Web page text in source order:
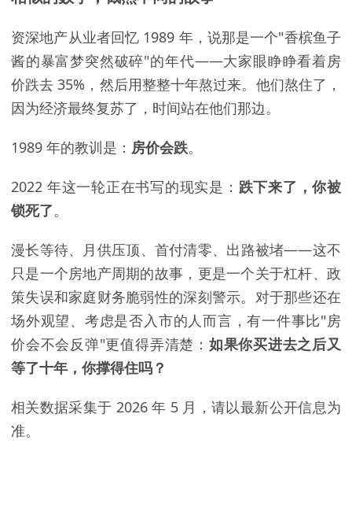
资深地产从业者回忆 1989 年，说那是一个"香槟鱼子
酱的暴富梦突然破碎"的年代——大家眼睁睁看着房
价跌去 35%，然后用整整十年熬过来。他们熬住了，
因为经济最终复苏了，时间站在他们那边。
1989 年的教训是： 房价会跌。
2022 年这一轮正在书写的现实是： 跌下来了，你被
锁死了。
漫长等待、月供压顶、首付清零、出路被堵——这不
只是一个房地产周期的故事，更是一个关于杠杆、政
策失误和家庭财务脆弱性的深刻警示。对于那些还在
场外观望、考虑是否入市的人而言，有一件事比"房
价会不会反弹"更值得弄清楚： 如果你买进去之后又
等了十年，你撑得住吗？
相关数据采集于 2026 年 5 月，请以最新公开信息为
准。